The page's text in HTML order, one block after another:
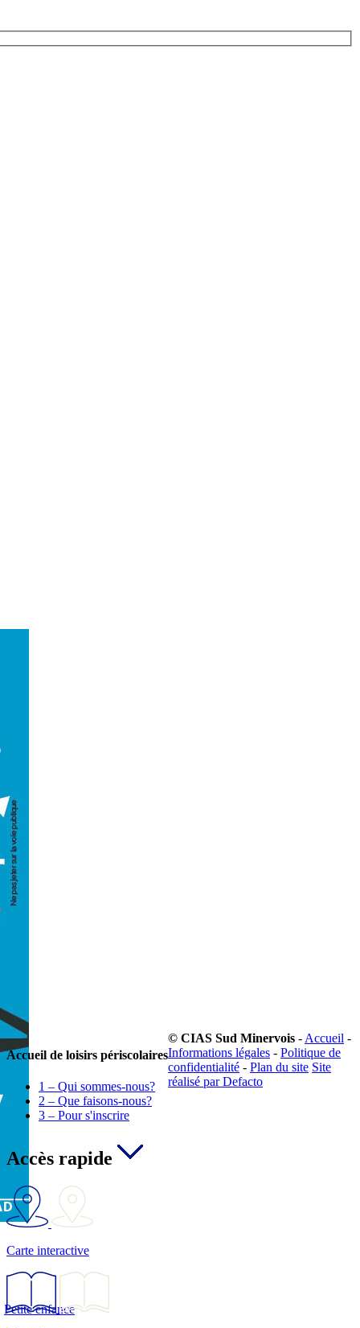
Petite enfance
Accueil de loisirs périscolaires
1 – Qui sommes-nous?
2 – Que faisons-nous?
3 – Pour s'inscrire
Accès rapide
Carte interactive
© CIAS Sud Minervois - Accueil -
Informations légales - Politique de
confidentialité - Plan du site Site
réalisé par Defacto